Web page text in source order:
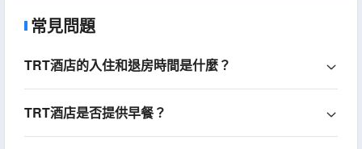
常見問題
TRT酒店的入住和退房時間是什麼？
TRT酒店是否提供早餐？